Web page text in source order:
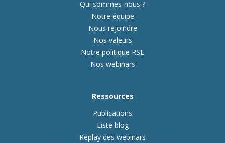
Qui sommes-nous ?
Notre équipe
Nous rejoindre
Nos valeurs
Notre politique RSE
Nos webinars
Ressources
Publications
Liste blog
Replay des webinars